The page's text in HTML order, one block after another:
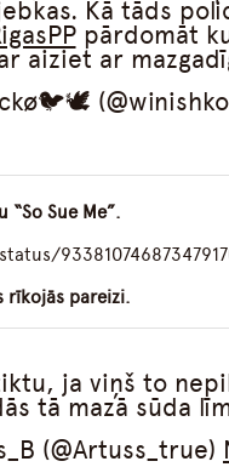
Kā tāds
pārdomāt
aiziet ar
Sue Me”.
rīkojās pareizi.
ja viņš to
tā mazā sūda
(@Artuss_true)